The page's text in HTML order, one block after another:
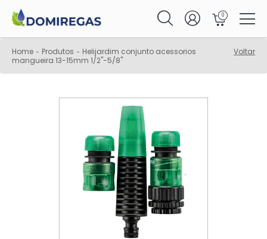
0
Home - Produtos - Helijardim conjunto acessorios
mangueira 13-15mm 1/2"-5/8"
Voltar